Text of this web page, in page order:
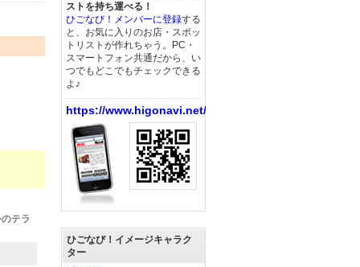
テラ
ストを持ち運べる！
ひごなび！メンバーに登録する
と、お気に入りのお店・スポッ
トリストが作れちゃう。PC・
スマートフォン共通だから、い
つでもどこでもチェックできる
よ♪
https://www.higonavi.net/
ひごなび！イメージキャラク
ター